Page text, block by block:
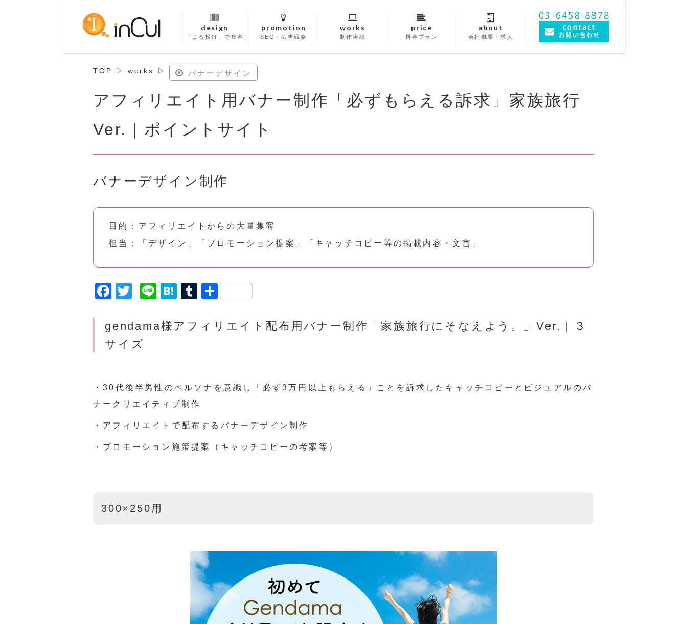
design
「まる投げ」で集客
promotion
SEO・広告戦略
works
制作実績
price
料金プラン
about
会社概要・求人
TOP ▷ works ▷ バナーデザイン
アフィリエイト用バナー制作「必ずもらえる訴求」家族旅行
Ver.｜ポイントサイト
バナーデザイン制作
目的：アフィリエイトからの大量集客
担当：「デザイン」「プロモーション提案」「キャッチコピー等の掲載内容・文言」
F
c
e
o
k
T
it
t
Li
e
H
t
T
m
共
gendama様 アフィリエイト配布用バナー 制作 「家族旅行にそなえよう。」Ver.｜３
サイズ
・30代後半男性のペルソナを意識し「必ず3万円以上もらえる」ことを訴求したキャッチコピーとビジュアルのバ
ナークリエイティブ制作
・アフィリエイトで配布するバナーデザイン制作
・プロモーション施策提案（キャッチコピーの考案等）
300×250用